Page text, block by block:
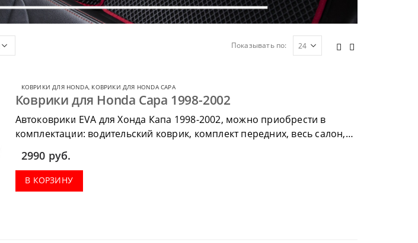
Показывать по:
КОВРИКИ ДЛЯ HONDA, КОВРИКИ ДЛЯ HONDA CAPA
Коврики для Honda Capa 1998-2002
Автоковрики EVA для Хонда Капа 1998-2002, можно приобрести в
комплектации: водительский коврик, комплект передних, весь салон,
2990 руб.
В КОРЗИНУ